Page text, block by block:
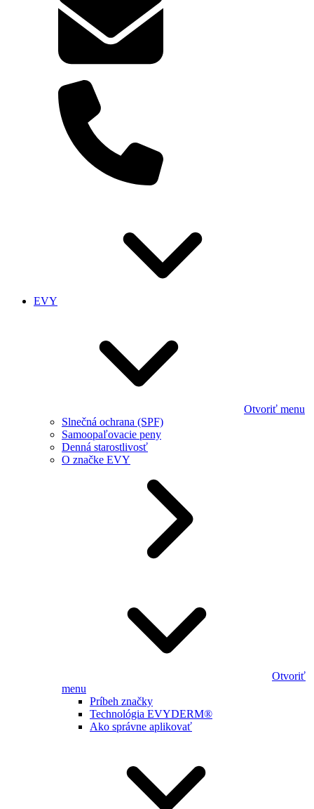
EVY
Otvoriť menu
Slnečná ochrana (SPF)
Samoopaľovacie peny
Denná starostlivosť
O značke EVY
Otvoriť
menu
Príbeh značky
Technológia EVYDERM®
Ako správne aplikovať